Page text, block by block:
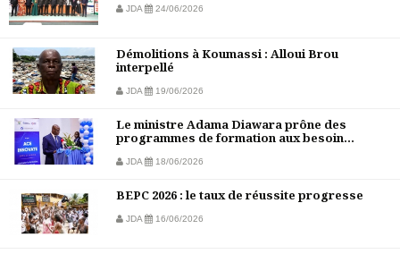
JDA 24/06/2026
Démolitions à Koumassi : Alloui Brou
interpellé
JDA 19/06/2026
Le ministre Adama Diawara prône des
programmes de formation aux besoin...
JDA 18/06/2026
BEPC 2026 : le taux de réussite progresse
JDA 16/06/2026